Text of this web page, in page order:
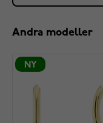
Andra modeller
NY